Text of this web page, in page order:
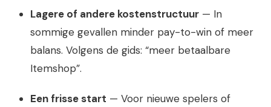
Lagere of andere kostenstructuur — In
sommige gevallen minder pay-to-win of meer
balans. Volgens de gids: “meer betaalbare
Itemshop”.
Een frisse start — Voor nieuwe spelers of